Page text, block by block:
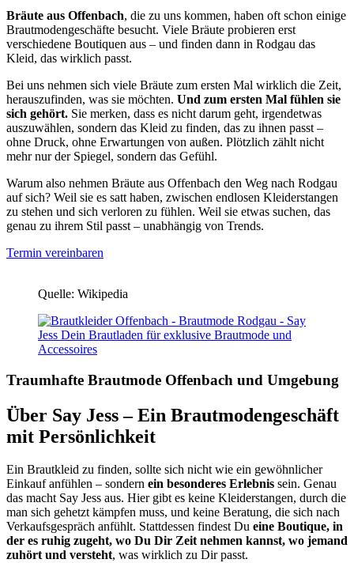
Bräute aus Offenbach, die zu uns kommen, haben oft schon einige
Brautmodengeschäfte besucht. Viele Bräute probieren erst
verschiedene Boutiquen aus – und finden dann in Rodgau das
Kleid, das wirklich passt.
Bei uns nehmen sich viele Bräute zum ersten Mal wirklich die Zeit,
herauszufinden, was sie möchten. Und zum ersten Mal fühlen sie
sich gehört. Sie merken, dass es nicht darum geht, irgendetwas
auszuwählen, sondern das Kleid zu finden, das zu ihnen passt –
ohne Druck, ohne Erwartungen von außen. Plötzlich zählt nicht
mehr nur der Spiegel, sondern das Gefühl.
Warum also nehmen Bräute aus Offenbach den Weg nach Rodgau
auf sich? Weil sie es satt haben, zwischen endlosen Kleiderstangen
zu stehen und sich verloren zu fühlen. Weil sie etwas suchen, das
genau zu ihrem Stil passt – unabhängig von Trends.
Termin vereinbaren
Quelle: Wikipedia
Traumhafte Brautmode Offenbach und Umgebung
Über Say Jess – Ein Brautmodengeschäft
mit Persönlichkeit
Ein Brautkleid zu finden, sollte sich nicht wie ein gewöhnlicher
Einkauf anfühlen – sondern ein besonderes Erlebnis sein. Genau
das macht Say Jess aus. Hier gibt es keine Kleiderstangen, durch die
man sich gehetzt kämpfen muss, und keine Beratung, die sich nach
Verkaufsgespräch anfühlt. Stattdessen findest Du eine Boutique, in
der es ruhig zugeht, wo Du Dir Zeit nehmen kannst, wo jemand
zuhört und versteht, was wirklich zu Dir passt.